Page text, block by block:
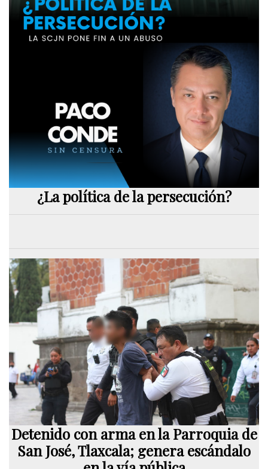
¿La política de la persecución?
Detenido con arma en la Parroquia de
San José, Tlaxcala; genera escándalo